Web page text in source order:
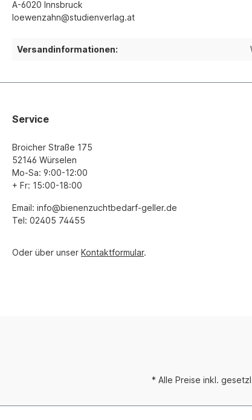
A-6020 Innsbruck
loewenzahn@studienverlag.at
Versandinformationen:
Service
Broicher Straße 175
52146 Würselen
Mo-Sa: 9:00-12:00
+ Fr: 15:00-18:00
Email: info@bienenzuchtbedarf-geller.de
Tel: 02405 74455
Oder über unser Kontaktformular.
* Alle Preise inkl.